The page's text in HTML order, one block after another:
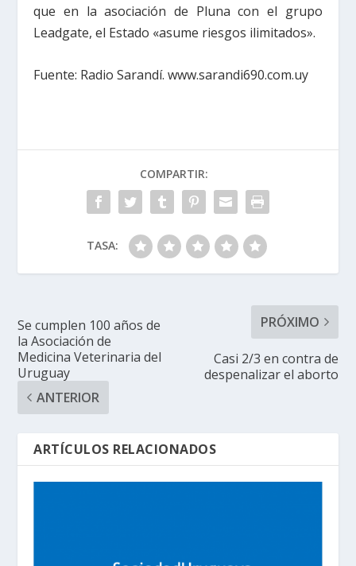
que en la asociación de Pluna con el grupo
Leadgate, el Estado «asume riesgos ilimitados».
Fuente: Radio Sarandí. www.sarandi690.com.uy
COMPARTIR:
TASA:
Se cumplen 100 años de
la Asociación de
Medicina Veterinaria del
Uruguay
ANTERIOR
PRÓXIMO
Casi 2/3 en contra de
despenalizar el aborto
ARTÍCULOS RELACIONADOS